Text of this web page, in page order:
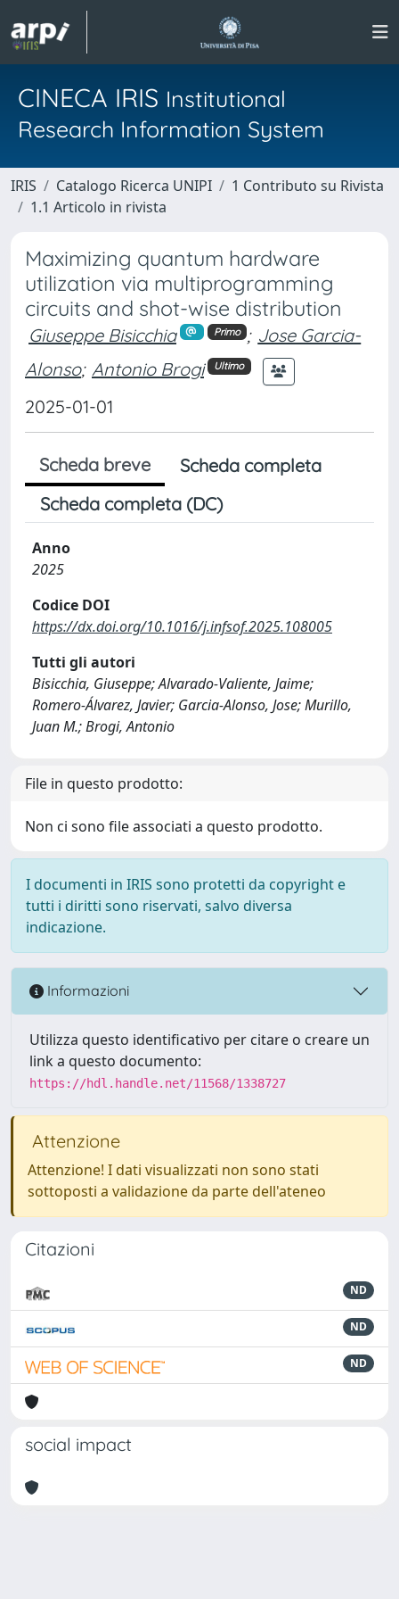
CINECA IRIS Institutional
Research Information System
IRIS Catalogo Ricerca UNIPI
1 Contributo su Rivista
1.1 Articolo in rivista
Maximizing quantum hardware
utilization via multiprogramming
circuits and shot-wise distribution
Giuseppe Bisicchia Primo ; Jose Garcia-
Alonso; Antonio Brogi Ultimo
2025-01-01
Scheda breve
Scheda completa
Scheda completa (DC)
Anno
2025
Codice DOI
https://dx.doi.org/10.1016/j.infsof.2025.108005
Tutti gli autori
Bisicchia, Giuseppe; Alvarado-Valiente, Jaime;
Romero-Álvarez, Javier; Garcia-Alonso, Jose; Murillo,
Juan M.; Brogi, Antonio
File in questo prodotto:
Non ci sono file associati a questo prodotto.
I documenti in IRIS sono protetti da copyright e
tutti i diritti sono riservati, salvo diversa
indicazione.
Informazioni
Utilizza questo identificativo per citare o creare un
link a questo documento:
https://hdl.handle.net/11568/1338727
Attenzione
Attenzione! I dati visualizzati non sono stati
sottoposti a validazione da parte dell'ateneo
Citazioni
ND
ND
ND
social impact